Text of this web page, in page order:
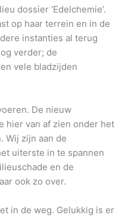
dossier ‘Edelchemie’.
op haar terrein en in de
instanties al terug
verder; de
vele bladzijden
De nieuw
hier van af zien onder het
Wij zijn aan de
uiterste in te spannen
en de
ook zo over.
in de weg. Gelukkig is er